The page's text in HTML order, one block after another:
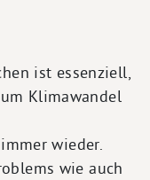
ist essenziell,
Klimawandel
wieder.
wie auch